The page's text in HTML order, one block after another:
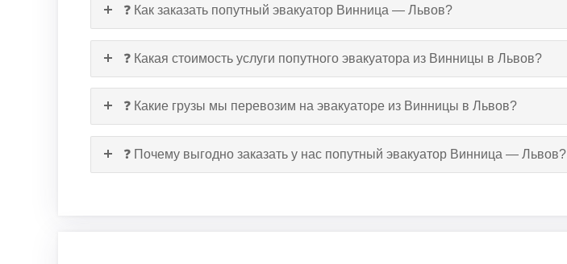
❓ Как заказать попутный эвакуатор Винница — Львов?
❓ Какая стоимость услуги попутного эвакуатора из Винницы в Львов?
❓ Какие грузы мы перевозим на эвакуаторе из Винницы в Львов?
❓ Почему выгодно заказать у нас попутный эвакуатор Винница — Львов?